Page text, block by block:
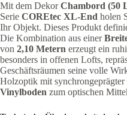
Mit dem DekorChambord (50
Serie COREtec XL-End holen
Ihr Objekt. Dieses Produkt
Die Kombination aus einer
von 2,10 Metern erzeugt ein
besonders in offenen Lofts,
Geschäftsräumen seine volle
Holzoptik mit synchrongeprägter
Vinylboden zum optischen